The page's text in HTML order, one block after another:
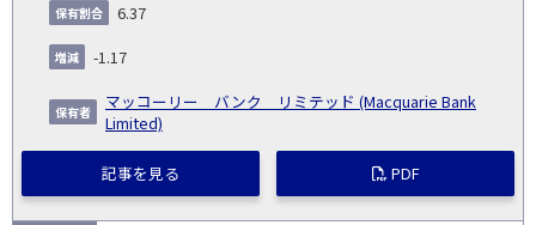
6.37
-1.17
マッコーリー バンク リミテッド (Macquarie Bank
Limited)
記事を見る PDF